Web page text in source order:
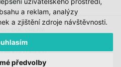
a reklam, analýzy
a zjištění zdroje návštěvnosti.
předvolby
KRAJE VYSOČINA A
KULTURY ČR.